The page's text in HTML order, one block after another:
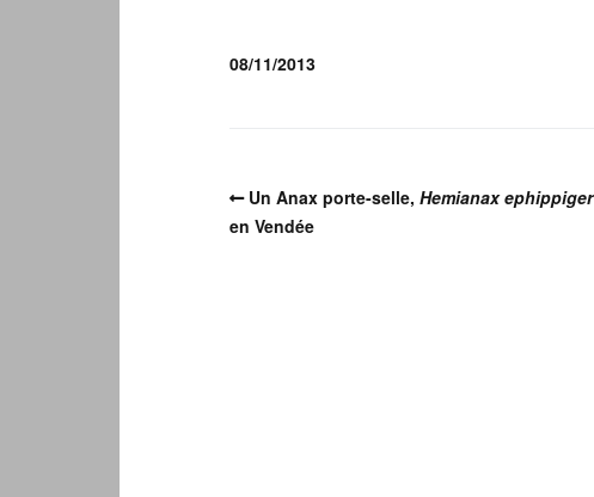
08/11/2013
Un Anax porte-selle, Hemianax ephippiger
en Vendée